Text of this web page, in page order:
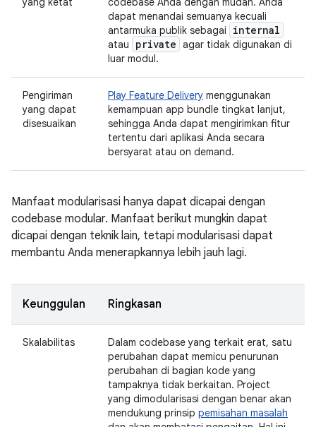
dapat menandai semuanya kecuali
antarmuka publik sebagai
internal
atau private agar tidak digunakan di
luar modul.
Pengiriman
yang dapat
disesuaikan
Play Feature Delivery menggunakan
kemampuan app bundle tingkat lanjut,
sehingga Anda dapat mengirimkan fitur
tertentu dari aplikasi Anda secara
bersyarat atau on demand.
Manfaat modularisasi hanya dapat dicapai dengan
codebase modular. Manfaat berikut mungkin dapat
dicapai dengan teknik lain, tetapi modularisasi dapat
membantu Anda menerapkannya lebih jauh lagi.
Keunggulan Ringkasan
Skalabilitas
Dalam codebase yang terkait erat, satu
perubahan dapat memicu penurunan
perubahan di bagian kode yang
tampaknya tidak berkaitan. Project
yang dimodularisasi dengan benar akan
mendukung prinsip pemisahan masalah